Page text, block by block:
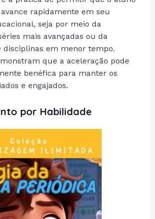
rapidamente em seu
seja por meio da
mais avançadas ou da
disciplinas em menor tempo.
que a aceleração pode
benéfica para manter os
e engajados.
por Habilidade